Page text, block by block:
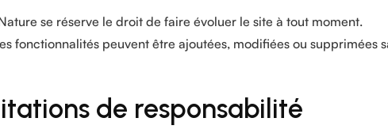
se réserve le droit de faire évoluer le site à tout moment.
fonctionnalités peuvent être ajoutées, modifiées ou supprimées
de responsabilité